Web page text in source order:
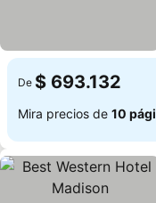
De $ 693.132
Mira precios de 10